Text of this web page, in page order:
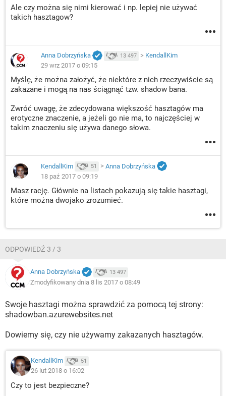
Ale czy można się nimi kierować i np. lepiej nie używać
takich hasztagow?
Anna Dobrzyńska 13 497 > KendallKim
29 wrz 2017 o 09:15
Myślę, że można założyć, że niektóre z nich rzeczywiście są
zakazane i mogą na nas ściągnąć tzw. shadow bana.
Zwróć uwagę, że zdecydowana większość hasztagów ma
erotyczne znaczenie, a jeżeli go nie ma, to najczęściej w
takim znaczeniu się używa danego słowa.
KendallKim 51 > Anna Dobrzyńska
18 paź 2017 o 09:19
Masz rację. Głównie na listach pokazują się takie hasztagi,
które można dwojako zrozumieć.
ODPOWIEDŹ 3 / 3
Anna Dobrzyńska 13 497
Zmodyfikowany dnia 8 lis 2017 o 08:49
Swoje hasztagi można sprawdzić za pomocą tej strony:
shadowban.azurewebsites.net
Dowiemy się, czy nie używamy zakazanych hasztagów.
KendallKim 51
26 lut 2018 o 16:02
Czy to jest bezpieczne?